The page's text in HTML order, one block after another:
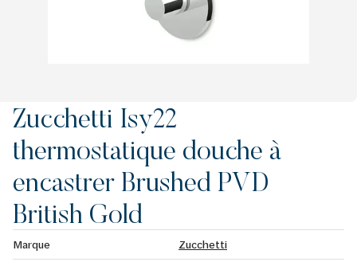
Zucchetti Isy22
thermostatique douche à
encastrer Brushed PVD
British Gold
Marque
Zucchetti